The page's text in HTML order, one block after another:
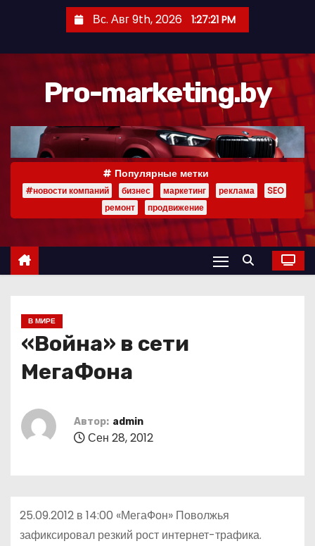
р
Вс. Авг 9th, 2026 1:27:22 PM
Pro-marketing.by
Популярные метки
#новости компаний бизнес маркетинг реклама
SEO
ремонт
продвижение
В МИРЕ
«Война» в сети
МегаФона
Автор: admin
Сен 28, 2012
25.09.2012 в 14:00 «МегаФон» Поволжья
зафиксировал резкий рост интернет-трафика.